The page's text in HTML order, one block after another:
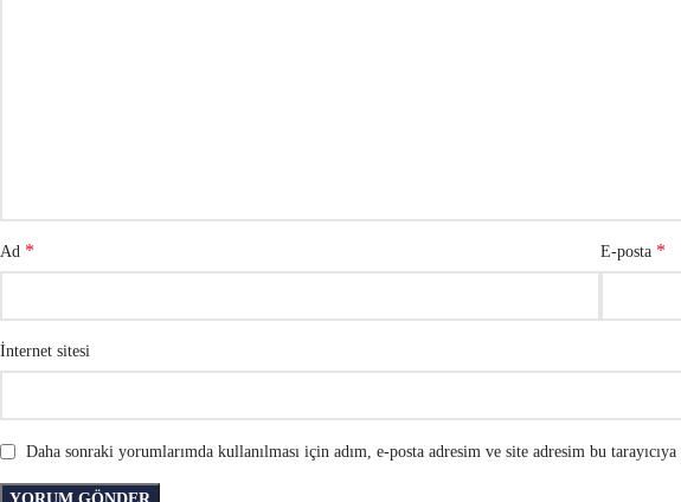
Ad * E-posta *
İnternet sitesi
Daha sonraki yorumlarımda kullanılması için adım, e-posta adresim ve site adresim bu tarayıcıya